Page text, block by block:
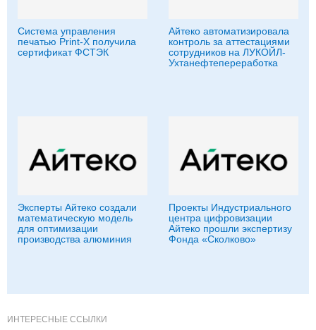
Система управления
печатью Print-X получила
сертификат ФСТЭК
Айтеко автоматизировала
контроль за аттестациями
сотрудников на ЛУКОЙЛ-
Ухтанефтепереработка
Эксперты Айтеко создали
математическую модель
для оптимизации
производства алюминия
Проекты Индустриального
центра цифровизации
Айтеко прошли экспертизу
Фонда «Сколково»
ИНТЕРЕСНЫЕ ССЫЛКИ